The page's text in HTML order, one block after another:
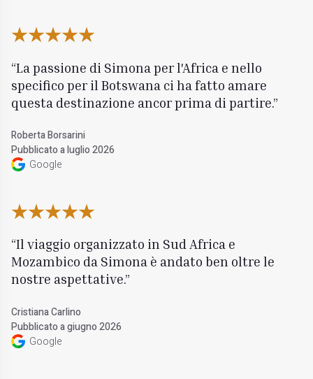
La passione di Simona per l'Africa e nello
specifico per il Botswana ci ha fatto amare
questa destinazione ancor prima di partire.
Roberta Borsarini
Pubblicato a luglio 2026
Google
Il viaggio organizzato in Sud Africa e
Mozambico da Simona è andato ben oltre le
nostre aspettative.
Cristiana Carlino
Pubblicato a giugno 2026
Google